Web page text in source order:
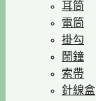
耳筒
電筒
掛勾
鬧鐘
索帶
針線盒